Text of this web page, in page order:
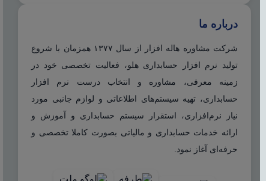
درباره ما
شرکت مشاوره هاله افزار از سال ۱۳۷۷ همزمان با شروع
تولید نرم افزار حسابداری هلو، فعالیت تخصصی خود در
زمینه معرفی، مشاوره و انتخاب درست نرم افزار
حسابداری، تهیه سیستم‌های اطلاعاتی و لوازم جانبی مورد
نیاز نرم‌افزاری، استقرار سیستم حسابداری و آموزش و
ارائه خدمات حسابداری و مالیاتی بصورت کاملا تخصصی و
حرفه‌ای آغاز نمود.